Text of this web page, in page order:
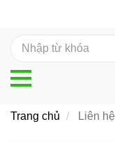
Trang chủ Liên hệ